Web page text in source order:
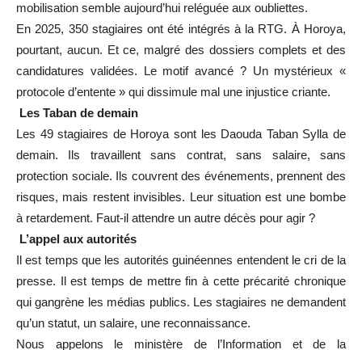
mobilisation semble aujourd’hui reléguée aux oubliettes.
En 2025, 350 stagiaires ont été intégrés à la RTG. À Horoya,
pourtant, aucun. Et ce, malgré des dossiers complets et des
candidatures validées. Le motif avancé ? Un mystérieux «
protocole d’entente » qui dissimule mal une injustice criante.
Les Taban de demain
Les 49 stagiaires de Horoya sont les Daouda Taban Sylla de
demain. Ils travaillent sans contrat, sans salaire, sans
protection sociale. Ils couvrent des événements, prennent des
risques, mais restent invisibles. Leur situation est une bombe
à retardement. Faut-il attendre un autre décès pour agir ?
L’appel aux autorités
Il est temps que les autorités guinéennes entendent le cri de la
presse. Il est temps de mettre fin à cette précarité chronique
qui gangrène les médias publics. Les stagiaires ne demandent
qu’un statut, un salaire, une reconnaissance.
Nous appelons le ministère de l’Information et de la